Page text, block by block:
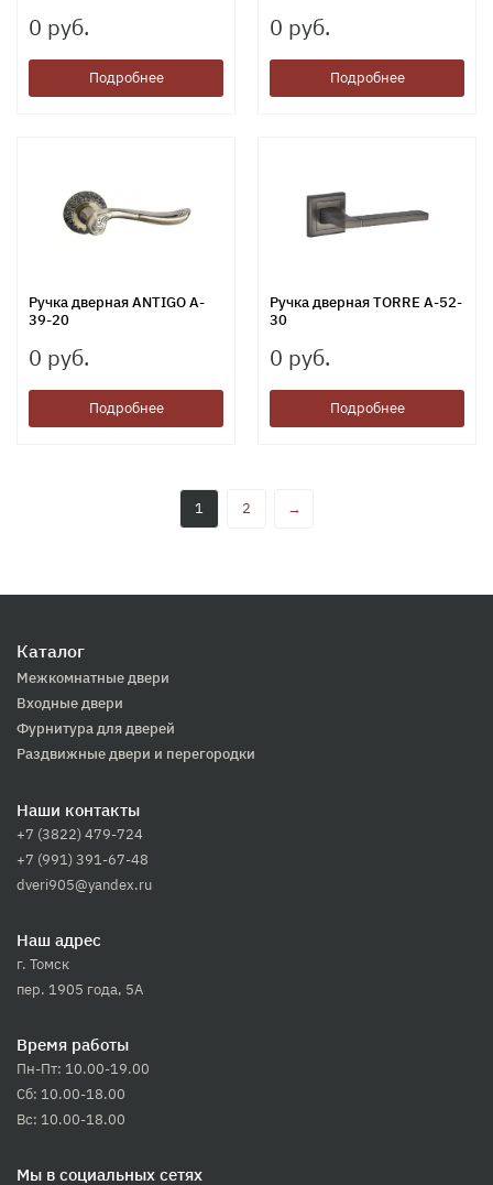
0 руб.
Подробнее
0 руб.
Подробнее
Ручка дверная ANTIGO A-
39-20
0 руб.
Подробнее
Ручка дверная TORRE A-52-
30
0 руб.
Подробнее
1 2 →
Каталог
Межкомнатные двери
Входные двери
Фурнитура для дверей
Раздвижные двери и перегородки
Наши контакты
+7 (3822) 479-724
+7 (991) 391-67-48
dveri905@yandex.ru
Наш адрес
г. Томск
пер. 1905 года, 5А
Время работы
Пн-Пт: 10.00-19.00
Сб: 10.00-18.00
Вс: 10.00-18.00
Мы в социальных сетях